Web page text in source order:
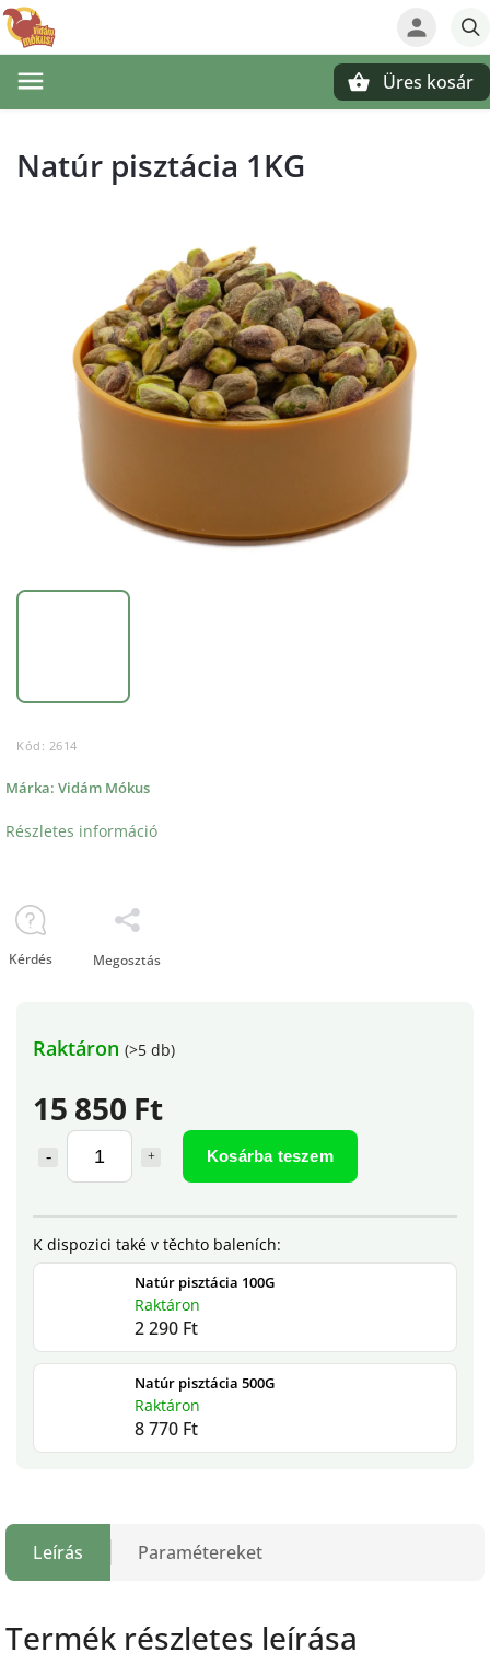
Üres kosár
Natúr pisztácia 1KG
Kód: 2614
Márka: Vidám Mókus
15 850 Ft
Kosárba teszem
Natúr pisztácia 100G
Raktáron
2 290 Ft
Natúr pisztácia 500G
Raktáron
8 770 Ft
Raktáron (>5 db)
Részletes információ
Kérdés Megosztás
Leírás Paramétereket
Termék részletes leírása